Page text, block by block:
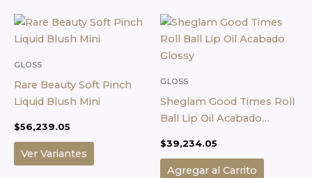
la
página
GLOSS
Rare Beauty Soft Pinch
Liquid Blush Mini
$56,239.05
Ver Variantes
producto
tiene
variantes.
Las
pueden
elegir
GLOSS
Sheglam Good Times Roll
Ball Lip Oil Acabado
$39,234.05
Agregar al Carrito